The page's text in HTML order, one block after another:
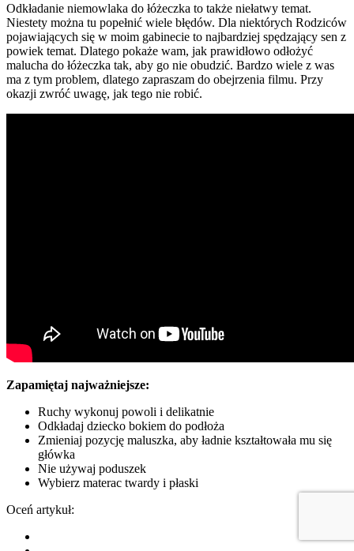
Odkładanie niemowlaka do łóżeczka to także niełatwy temat.
Niestety można tu popełnić wiele błędów. Dla niektórych Rodziców
pojawiających się w moim gabinecie to najbardziej spędzający sen z
powiek temat. Dlatego pokaże wam, jak prawidłowo odłożyć
malucha do łóżeczka tak, aby go nie obudzić. Bardzo wiele z was
ma z tym problem, dlatego zapraszam do obejrzenia filmu. Przy
okazji zwróć uwagę, jak tego nie robić.
Zapamiętaj najważniejsze:
Ruchy wykonuj powoli i delikatnie
Odkładaj dziecko bokiem do podłoża
Zmieniaj pozycję maluszka, aby ładnie kształtowała mu się
główka
Nie używaj poduszek
Wybierz materac twardy i płaski
Oceń artykuł: